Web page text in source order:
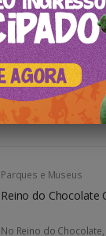
Parques e Museus
Parque do Caracol
Localizado em Canela,
verdadeiro paraíso
uma das mais belas
Parques e Museus
Reino do Chocolate
No Reino do